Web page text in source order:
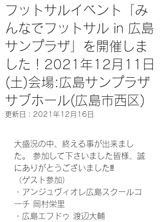
フットサルイベント「み
んなでフットサル in 広島
サンプラザ」を開催しま
した！2021年12月11日
(土)会場:広島サンプラザ
サブホール(広島市西区)
更新日： 2021年12月16日
大盛況の中、終える事が出来まし
た。⁣ 参加して下さいました皆様、誠
にありがとうございました‼️⁣ ⁣
（ゲスト参加）
・アンジュヴィオレ広島スクールコ
ーチ 岡村栄里 ⁣
・広島エフドゥ 渡辺大輔